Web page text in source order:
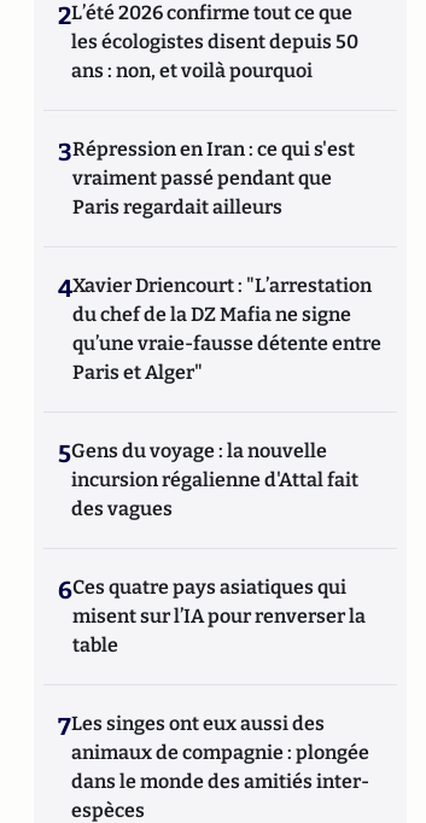
2L’été 2026 confirme tout ce que
les écologistes disent depuis 50
ans : non, et voilà pourquoi
3Répression en Iran : ce qui s'est
vraiment passé pendant que
Paris regardait ailleurs
4Xavier Driencourt : "L’arrestation
du chef de la DZ Mafia ne signe
qu’une vraie-fausse détente entre
Paris et Alger"
5Gens du voyage : la nouvelle
incursion régalienne d'Attal fait
des vagues
6Ces quatre pays asiatiques qui
misent sur l’IA pour renverser la
table
7Les singes ont eux aussi des
animaux de compagnie : plongée
dans le monde des amitiés inter-
espèces